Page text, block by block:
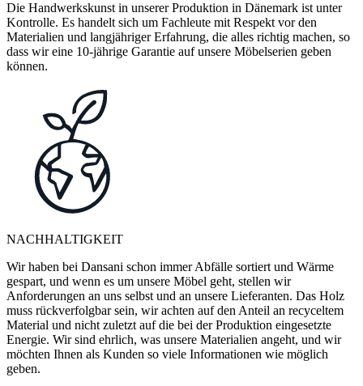
Die Handwerkskunst in unserer Produktion in Dänemark ist unter
Kontrolle. Es handelt sich um Fachleute mit Respekt vor den
Materialien und langjähriger Erfahrung, die alles richtig machen, so
dass wir eine 10-jährige Garantie auf unsere Möbelserien geben
können.
NACHHALTIGKEIT
Wir haben bei Dansani schon immer Abfälle sortiert und Wärme
gespart, und wenn es um unsere Möbel geht, stellen wir
Anforderungen an uns selbst und an unsere Lieferanten. Das Holz
muss rückverfolgbar sein, wir achten auf den Anteil an recyceltem
Material und nicht zuletzt auf die bei der Produktion eingesetzte
Energie. Wir sind ehrlich, was unsere Materialien angeht, und wir
möchten Ihnen als Kunden so viele Informationen wie möglich
geben.